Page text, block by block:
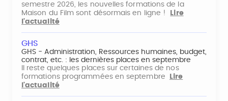
semestre 2026, les nouvelles formations de la
Maison du Film sont désormais en ligne !
Lire
l'actualité
GHS
GHS - Administration, Ressources humaines, budget,
contrat, etc. : les dernières places en septembre
Il reste quelques places sur certaines de nos
formations programmées en septembre
Lire
l'actualité